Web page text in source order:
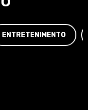
ENTRETENIMENTO